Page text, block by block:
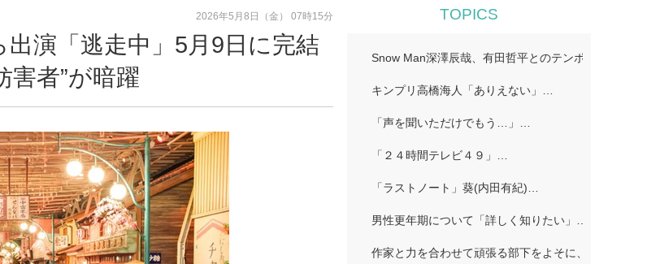
演「逃走中」5月9日に完結
害者”が暗躍
2026年5月8日（金） 07時15分 TOPICS
Snow Man深澤辰哉、有田哲平とのテンポに手応え “ア
キンプリ高橋海人「ありえない」…
「声を聞いただけでもう…」…
「２４時間テレビ４９」…
「ラストノート」葵(内田有紀)…
男性更年期について「詳しく知りたい」…
作家と力を合わせて頑張る部下をよそに、上司は陰で